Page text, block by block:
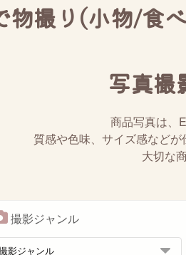
物撮り(小物/食
写真撮
商品写真は、
質感や色味、サイズ感など
大切な
撮影ジャンル